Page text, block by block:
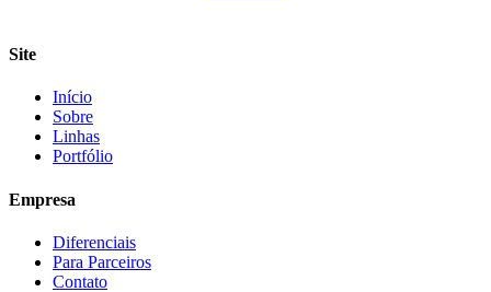
Site
Início
Sobre
Linhas
Portfólio
Empresa
Diferenciais
Para Parceiros
Contato